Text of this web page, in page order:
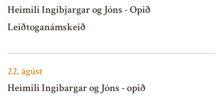
Heimili Ingibjargar og Jóns - Opið
Leiðtoganámskeið
22.ágúst
Heimili Ingibargar og Jóns - opið